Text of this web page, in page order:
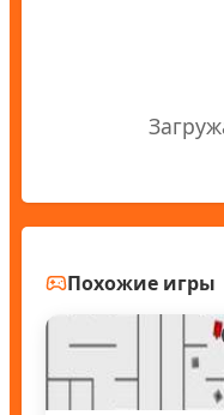
Похожие игры